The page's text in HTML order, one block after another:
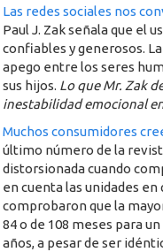
Las redes sociales nos
Paul J. Zak señala que el
confiables y generosos.
apego entre los seres
sus hijos. Lo que Mr. Zak
inestabilidad emocional
Muchos consumidores
último número de la
distorsionada cuando
en cuenta las unidades
comprobaron que la
84 o de 108 meses para
años, a pesar de ser